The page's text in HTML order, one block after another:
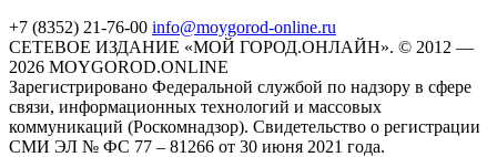
+7 (8352) 21-76-00 info@moygorod-online.ru
СЕТЕВОЕ ИЗДАНИЕ «МОЙ ГОРОД.ОНЛАЙН». © 2012 —
2026 MOYGOROD.ONLINE
Зарегистрировано Федеральной службой по надзору в сфере
связи, информационных технологий и массовых
коммуникаций (Роскомнадзор). Свидетельство о регистрации
СМИ ЭЛ № ФС 77 – 81266 от 30 июня 2021 года.